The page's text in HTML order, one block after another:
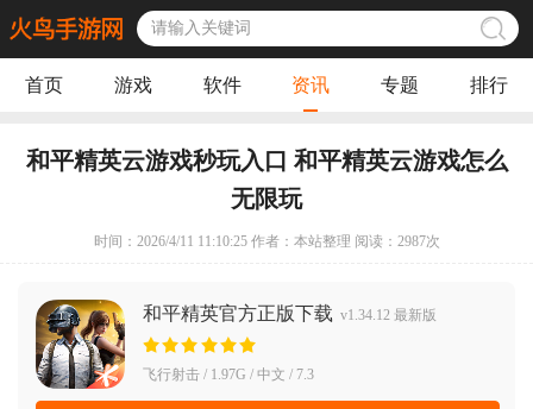
首页 游戏 软件 资讯 专题 排行
和平精英云游戏秒玩入口 和平精英云游戏怎么
无限玩
时间：2026/4/11 11:10:25 作者：本站整理 阅读： 2987次
和平精英官方正版下载 v1.34.12 最新版
飞行射击 / 1.97G / 中文 / 7.3